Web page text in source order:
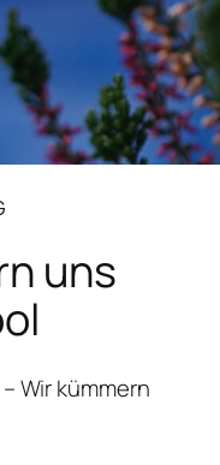
uns
Wir kümmern